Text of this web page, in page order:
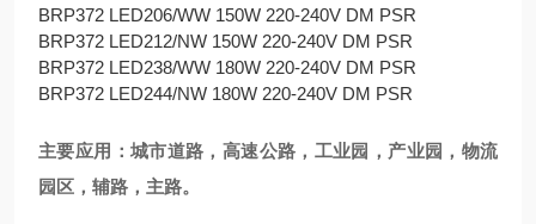
BRP372 LED206/WW 150W 220-240V DM PSR
BRP372 LED212/NW 150W 220-240V DM PSR
BRP372 LED238/WW 180W 220-240V DM PSR
BRP372 LED244/NW 180W 220-240V DM PSR
主要应用：城市道路，高速公路，工业园，产业园，物流
园区，辅路，主路。